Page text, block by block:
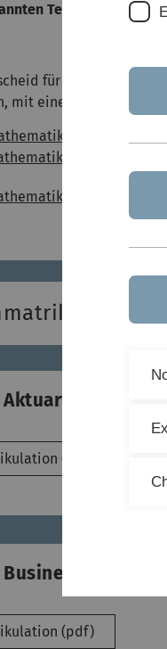
Termin per E-
für den
mit einer oder mehreren
–
– Statistik und
(pdf)
Analytics
(pdf)